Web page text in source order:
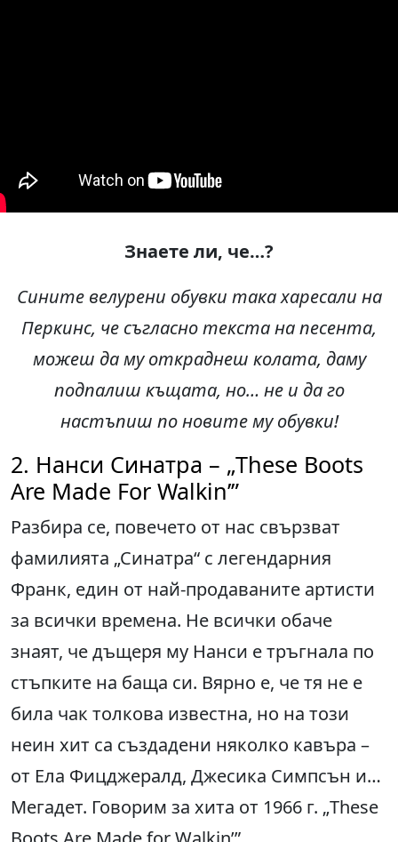
Знаете ли, че…?
Сините велурени обувки така харесали на
Перкинс, че съгласно текста на песента,
можеш да му откраднеш колата, даму
подпалиш къщата, но… не и да го
настъпиш по новите му обувки!
2. Нанси Синатра – „These Boots
Are Made For Walkin’”
Разбира се, повечето от нас свързват
фамилията „Синатра“ с легендарния
Франк, един от най-продаваните артисти
за всички времена. Не всички обаче
знаят, че дъщеря му Нанси е тръгнала по
стъпките на баща си. Вярно е, че тя не е
била чак толкова известна, но на този
неин хит са създадени няколко кавъра –
от Ела Фицджералд, Джесика Симпсън и…
Мегадет. Говорим за хита от 1966 г. „These